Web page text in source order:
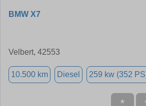
BMW X7
Velbert, 42553
10.500 km Diesel 259 kw (352
★